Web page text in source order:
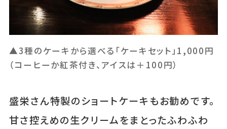
▲3種のケーキから選べる「ケーキセット」1,000円
（コーヒーか紅茶付き、アイスは＋100円）
盛栄さん特製のショートケーキもお勧めです。
甘さ控えめの生クリームをまとったふわふわ